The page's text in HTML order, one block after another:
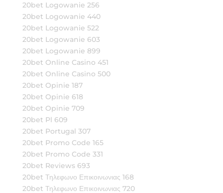
20bet Logowanie 256
20bet Logowanie 440
20bet Logowanie 522
20bet Logowanie 603
20bet Logowanie 899
20bet Online Casino 451
20bet Online Casino 500
20bet Opinie 187
20bet Opinie 618
20bet Opinie 709
20bet Pl 609
20bet Portugal 307
20bet Promo Code 165
20bet Promo Code 331
20bet Reviews 693
20bet Τηλεφωνο Επικοινωνιας 168
20bet Τηλεφωνο Επικοινωνιας 720